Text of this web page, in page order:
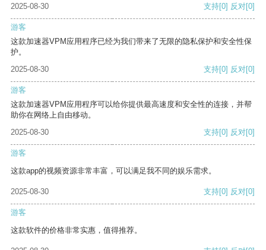
2025-08-30 支持[0] 反对[0]
游客
这款加速器VPM应用程序已经为我们带来了无限的隐私保护和安全性保
护。
2025-08-30
支持[0] 反对[0]
游客
这款加速器VPM应用程序可以给你提供最高速度和安全性的连接，并帮
助你在网络上自由移动。
2025-08-30
支持[0] 反对[0]
游客
这款app的视频资源非常丰富，可以满足我不同的娱乐需求。
2025-08-30 支持[0] 反对[0]
游客
这款软件的价格非常实惠，值得推荐。